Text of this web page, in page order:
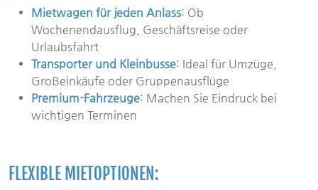
Mietwagen für jeden Anlass: Ob
Wochenendausflug, Geschäftsreise oder
Urlaubsfahrt
Transporter und Kleinbusse: Ideal für Umzüge,
Großeinkäufe oder Gruppenausflüge
Premium-Fahrzeuge: Machen Sie Eindruck bei
wichtigen Terminen
FLEXIBLE MIETOPTIONEN: